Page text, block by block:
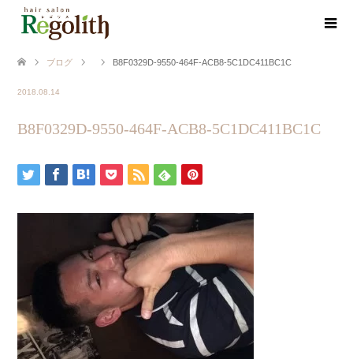
ブログ B8F0329D-9550-464F-ACB8-5C1DC411BC1C
2018.08.14
B8F0329D-9550-464F-ACB8-5C1DC411BC1C